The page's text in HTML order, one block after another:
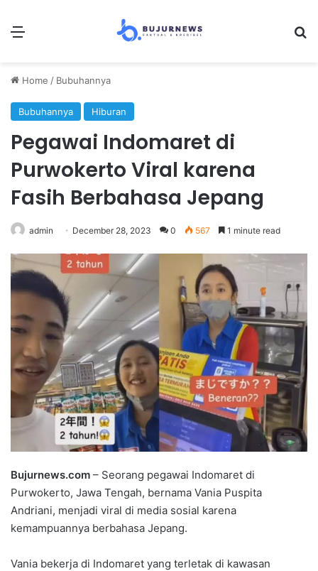
Menu
Home / Bubuhannya
Bubuhannya Hiburan
Pegawai Indomaret di
Purwokerto Viral karena
Fasih Berbahasa Jepang
admin December 28, 2023 0 567 1 minute read
Bujurnews.com – Seorang pegawai Indomaret di
Purwokerto, Jawa Tengah, bernama Vania Puspita
Andriani, menjadi viral di media sosial karena
kemampuannya berbahasa Jepang.
Vania bekerja di Indomaret yang terletak di kawasan